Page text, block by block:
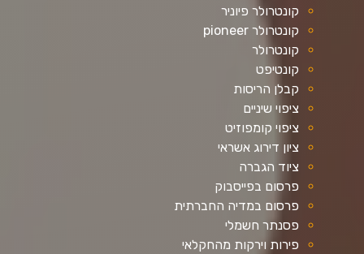
קונטרולר פיוניר
קונטרולר pioneer
קונטרולר
קונטיפט
קבלן הריסות
ציפוי שיניים
ציפוי קומפוזיט
ציון דירוג אשראי
ציוד הגברה
פרסום בפייסבוק
פרסום במדיה החברתית
פסנתר חשמלי
פירות וירקות מהחקלאי